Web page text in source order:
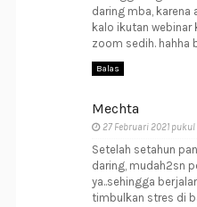
daring mba, karena
kalo ikutan webinar
zoom sedih. hahha
Balas
Mechta
27 Februari 2021 pukul
Setelah setahun
daring, mudah2sn
ya..sehingga
timbulkan stres di